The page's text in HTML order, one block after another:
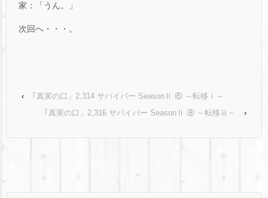
家：「うん。」
次回へ・・・。
‹
｢真実の口」2,314 サバイバー SeasonⅡ ⑥ ～転移ⅰ～
｢真実の口」2,316 サバイバー SeasonⅡ ⑧ ～転移ⅲ～
›